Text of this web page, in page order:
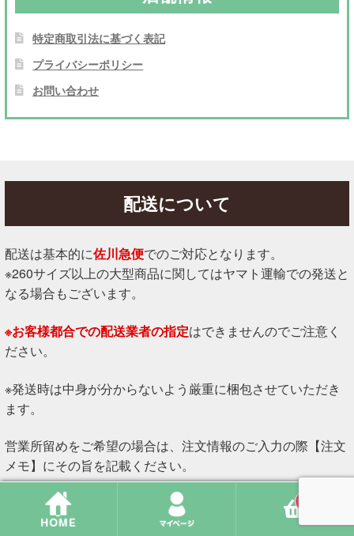
特定商取引法に基づく表記
プライバシーポリシー
お問い合わせ
配送について
配送は基本的に佐川急便でのご対応となります。
※260サイズ以上の大型商品に関してはヤマト運輸での発送と
なる場合もございます。
※お客様都合での配送業者の指定はできませんのでご注意く
ださい。
※発送時は中身が分からないよう厳重に梱包させていただき
ます。
営業所留めをご希望の場合は、注文情報のご入力の際【注文
メモ】にその旨を記載ください。
※発送は日本国内のみとなります。予めご了承ください。